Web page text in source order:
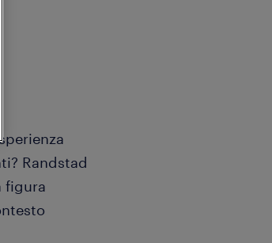
Randstad
figura